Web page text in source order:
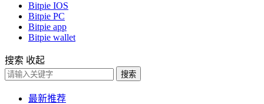
Bitpie IOS
Bitpie PC
Bitpie app
Bitpie wallet
搜索 收起
搜索
最新推荐